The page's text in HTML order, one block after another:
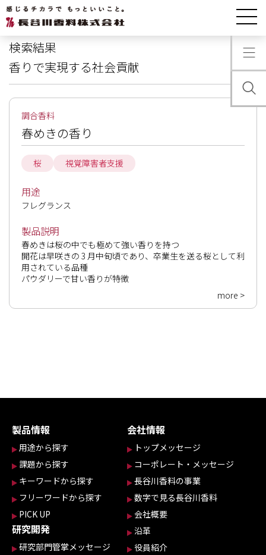
製品情報 検索結果
検索結果
香りで実現する社会貢献
調合香料
春めきの香り
桜 視覚障害者支援
用途
フレグランス
製品説明
春めきは桜の中でも極めて強い香りを持つ
開花は早咲きの 3 月中旬頃であり、卒業生を送る桜として利
用されている品種
パウダリーで甘い香りが特徴
more >
製品情報
用途から探す
課題から探す
キーワードから探す
フリーワードから探す
PICK UP
研究開発
研究部門管掌メッセージ
会社情報
トップメッセージ
コーポレート・メッセージ
長谷川香料の事業
数字で見る長谷川香料
会社概要
沿革
役員紹介